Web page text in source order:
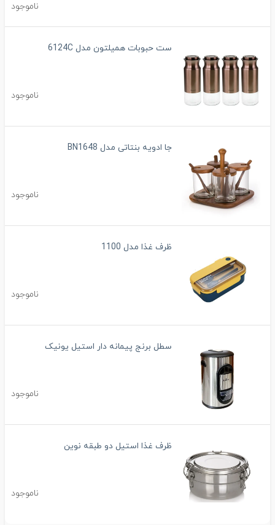
ناموجود
ست حبوبات همیلتون مدل 6124C
ناموجود
جا ادویه بنتاتی مدل BN1648
ناموجود
ظرف غذا مدل 1100
ناموجود
سطل برنج پیمانه دار استیل یونیک
ناموجود
ظرف غذا استیل دو طبقه نوین
ناموجود